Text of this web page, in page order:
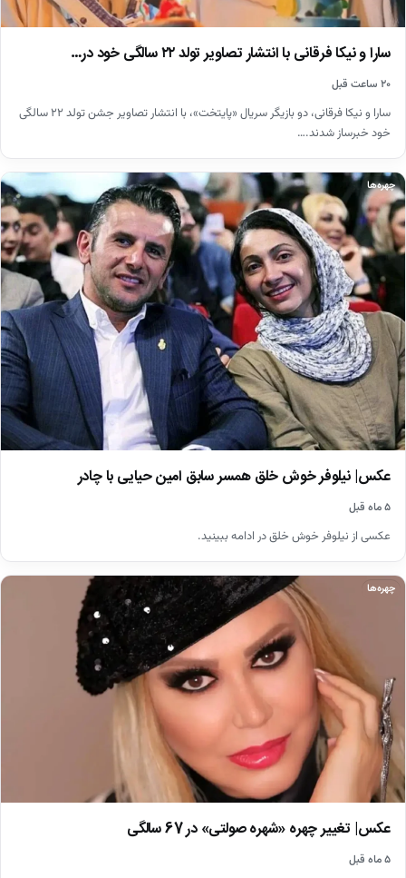
سارا و نیکا فرقانی با انتشار تصاویر تولد ۲۲ سالگی خود در…
۲۰ ساعت قبل
سارا و نیکا فرقانی، دو بازیگر سریال «پایتخت»، با انتشار تصاویر جشن تولد ۲۲ سالگی
خود خبرساز شدند.…
چهره‌ها
عکس| نیلوفر خوش خلق همسر سابق امین حیایی با چادر
۵ ماه قبل
عکسی از نیلوفر خوش خلق در ادامه ببینید.
چهره‌ها
عکس| تغییر چهره «شهره صولتی» در 67 سالگی
۵ ماه قبل